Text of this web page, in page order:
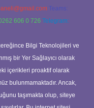
Teams:
606 0 726 Telegram:
Bilgi Teknolojileri ve
bir Yer Sağlayıcı olarak
içerikleri proaktif olarak
bulunmamaktadır. Ancak,
taşımakta olup, siteye